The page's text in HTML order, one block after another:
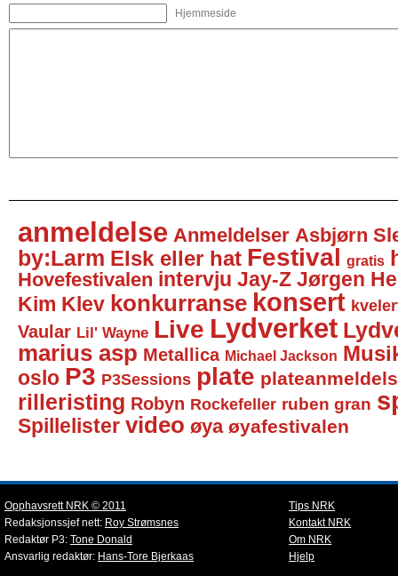
Hjemmeside
anmeldelse Anmeldelser Asbjørn
by:Larm Elsk eller hat Festival gratis
Hovefestivalen intervju Jay-Z Jørgen
Kim Klev konkurranse konsert
Vaular Lil' Wayne Live Lydverket
marius asp Metallica Michael Jackson
oslo P3 P3Sessions plate
rilleristing Robyn Rockefeller ruben gran
Spillelister video øya øyafestivalen
Opphavsrett NRK © 2011
Redaksjonssjef nett: Roy Strømsnes
Redaktør P3: Tone Donald
Ansvarlig redaktør: Hans-Tore Bjerkaas
Tips NRK
Kontakt NRK
Om NRK
Hjelp